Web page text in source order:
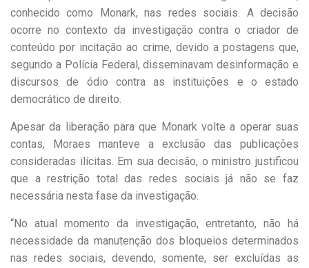
conhecido como Monark, nas redes sociais. A decisão
ocorre no contexto da investigação contra o criador de
conteúdo por incitação ao crime, devido a postagens que,
segundo a Polícia Federal, disseminavam desinformação e
discursos de ódio contra as instituições e o estado
democrático de direito.
Apesar da liberação para que Monark volte a operar suas
contas, Moraes manteve a exclusão das publicações
consideradas ilícitas. Em sua decisão, o ministro justificou
que a restrição total das redes sociais já não se faz
necessária nesta fase da investigação.
“No atual momento da investigação, entretanto, não há
necessidade da manutenção dos bloqueios determinados
nas redes sociais, devendo, somente, ser excluídas as